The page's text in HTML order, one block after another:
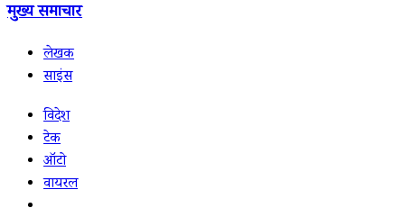
मुख्य समाचार
लेखक
साइंस
विदेश
टेक
ऑटो
वायरल